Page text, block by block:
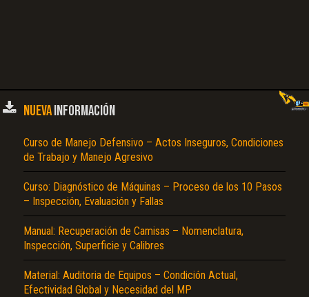
NUEVAINFORMACIÓN
Curso de Manejo Defensivo – Actos Inseguros, Condiciones
de Trabajo y Manejo Agresivo
Curso: Diagnóstico de Máquinas – Proceso de los 10 Pasos
– Inspección, Evaluación y Fallas
Manual: Recuperación de Camisas – Nomenclatura,
Inspección, Superficie y Calibres
Material: Auditoria de Equipos – Condición Actual,
Efectividad Global y Necesidad del MP